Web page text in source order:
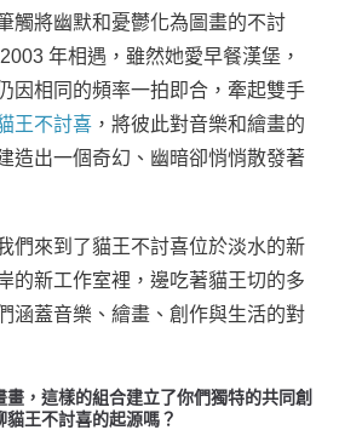
觸將幽默和憂鬱化為圖畫的不討
年相遇，雖然她愛早餐漢堡，
因相同的頻率一拍即合，牽起雙手
王不討喜 ，將彼此對音樂和繪畫的
造出一個奇幻、幽暗卻悄悄散發著
們來到了貓王不討喜位於淡水的新
的新工作室裡，邊吃著貓王切的多
涵蓋音樂、繪畫、創作與生活的對
，這樣的組合建立了你們獨特的共同創
王不討喜的起源嗎？